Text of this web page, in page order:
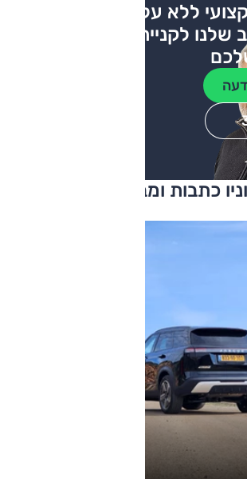
ללא עלות
לקניית
כתבות ומבחני דרכים